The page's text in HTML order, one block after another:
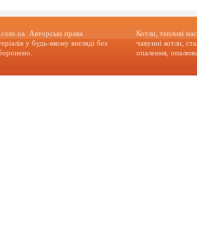
Авторські права
у будь-якому вигляді без
Котли, теплові
чавунні котли,
опалення,